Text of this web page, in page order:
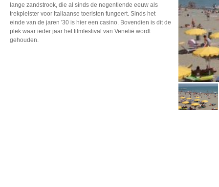
lange zandstrook, die al sinds de negentiende eeuw als
trekpleister voor Italiaanse toeristen fungeert. Sinds het
einde van de jaren '30 is hier een casino. Bovendien is dit de
plek waar ieder jaar het filmfestival van Venetië wordt
gehouden.